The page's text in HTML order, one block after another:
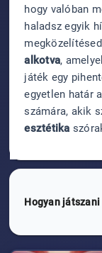
hogy valóban
haladsz egyik
alkotva,
játék egy
egyetlen határ
számára, akik
esztétika
Hogyan játszani